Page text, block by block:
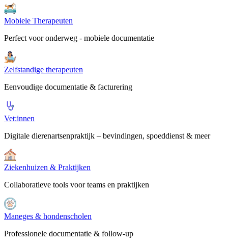
Mobiele Therapeuten
Perfect voor onderweg - mobiele documentatie
Zelfstandige therapeuten
Eenvoudige documentatie & facturering
Vet:innen
Digitale dierenartsenpraktijk – bevindingen, spoeddienst & meer
Ziekenhuizen & Praktijken
Collaboratieve tools voor teams en praktijken
Maneges & hondenscholen
Professionele documentatie & follow-up